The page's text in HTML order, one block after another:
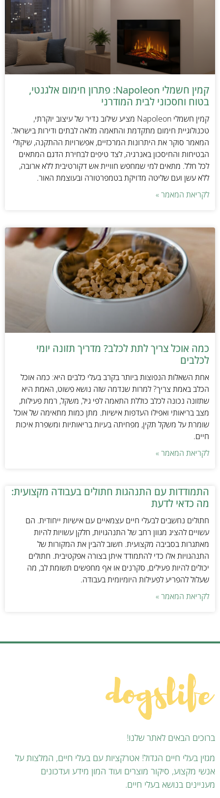
קמין חשמלי Napoleon: פתרון חימום אלגנטי,
בטוח וחסכוני לבית המודרני
קמין חשמלי Napoleon מציע שילוב נדיר של עיצוב יוקרתי,
טכנולוגיית חימום מתקדמת והתאמה מלאה לבתים ודירות בישראל.
המאמר סוקר את היתרונות המרכזיים, אפשרויות ההתקנה, שיקולי
הבטיחות והחיסכון באנרגיה, לצד טיפים לבחירת הדגם המתאים
לכל חלל. מתאים למי שמחפש חוויית אש דקורטיבית ללא ארובה,
ללא עשן ועם שליטה מדויקת בטמפרטורה ובעוצמת האור.
לקריאת המאמר »
כמה אוכל צריך לתת לכלב? מדריך תזונה יומי
לכלבים
אחת השאלות הנפוצות ביותר בקרב בעלי כלבים היא: כמה אוכל
הכלב באמת צריך? למרות שנדמה שזה נושא פשוט, האמת היא
שתזונה נכונה לכלב כוללת התאמה לפי גיל, משקל, רמת פעילות,
מצב בריאותי ואפילו העדפות אישיות. מתן כמות מתאימה של אוכל
שומרת על משקל תקין, מפחיתה בעיות בריאותיות ומשפרת איכות
חיים.
לקריאת המאמר »
התמודדות עם התנהגות חתולים בעבודה מקצועית:
מה כדאי לדעת
חתולים נחשבים לבעלי חיים עצמאיים עם אישיות ייחודית. הם
עשויים להציג מגוון רחב של התנהגויות, חלקן עשויות להיות
מאתגרות בסביבה מקצועית. חשוב להבין את המקורות של
התנהגויות אלו כדי להתמודד איתן בצורה אפקטיבית. חתולים
יכולים להיות פעילים, סקרנים או אף מחפשים תשומת לב, מה
שעלול להפריע לפעילות היומיומית בעבודה.
לקריאת המאמר »
ברוכים הבאים לאתר שלנו!
מגזין בעלי חיים הגדול! אטרקציות עם בעלי חיים, המלצות על
אנשי מקצוע, סיקור מוצרים ועוד המון מידע ועדכונים
מעניינים בנושא בעלי חיים.